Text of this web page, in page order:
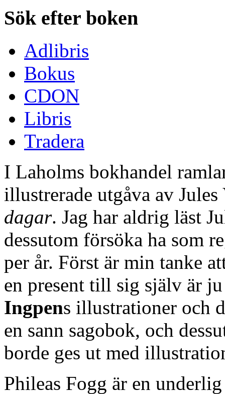
Sök efter boken
Adlibris
Bokus
CDON
Libris
Tradera
I Laholms bokhandel
illustrerade utgåva av Jules
dagar. Jag har aldrig läst
dessutom försöka ha som
per år. Först är min tanke
en present till sig själv är
Ingpens illustrationer och
en sann sagobok, och
borde ges ut med
Phileas Fogg är en